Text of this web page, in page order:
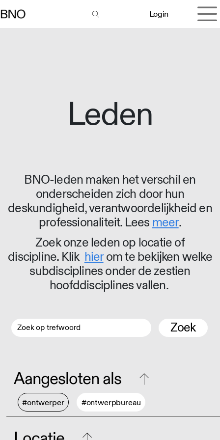
Login
Leden
BNO-leden maken het verschil en
onderscheiden zich door hun
deskundigheid, verantwoordelijkheid en
professionaliteit. Lees meer.
Zoek onze leden op locatie of
discipline. Klik hierom te bekijken welke
subdisciplines onder de zestien
hoofddisciplines vallen.
Zoek
Aangesloten als
#ontwerper #ontwerpbureau